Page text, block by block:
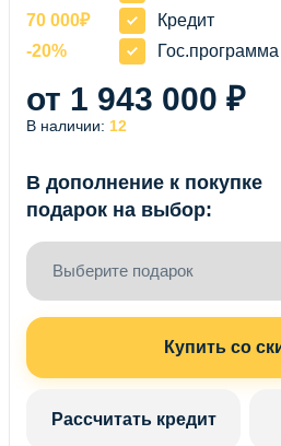
70 000₽
Кредит
-20%
Гос.программа
от 1 943 000 ₽
В наличии: 12
В дополнение к покупке
подарок на выбор:
Выберите подарок
Купить со
Рассчитать кредит